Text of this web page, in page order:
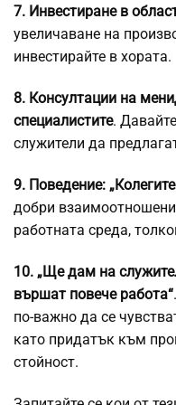
7. Инвестиране в
увеличаване на
инвестирайте в хората.
8. Консултации на
специалистите.
служители да
9. Поведение:
добри
работната среда,
10. „Ще дам на
вършат повече работа“
по-важно да се
като придатък към
стойност.